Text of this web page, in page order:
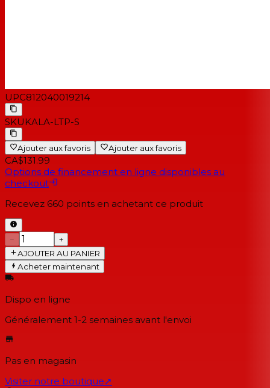
UPC812040019214
SKUKALA-LTP-S
Ajouter aux favoris Ajouter aux favoris
CA$131.99
Options de financement en ligne disponibles au
checkout
Recevez 660 points en achetant ce produit
−
+
AJOUTER AU PANIER
Acheter maintenant
Dispo en ligne
Généralement 1-2 semaines avant l'envoi
Pas en magasin
Visiter notre boutique↗